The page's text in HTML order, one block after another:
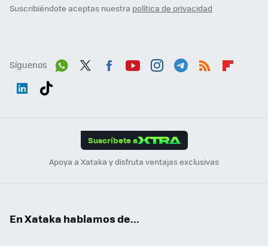
Suscribiéndote aceptas nuestra política de privacidad
Síguenos
Suscríbete a
Apoya a Xataka y disfruta ventajas exclusivas
En Xataka hablamos de...